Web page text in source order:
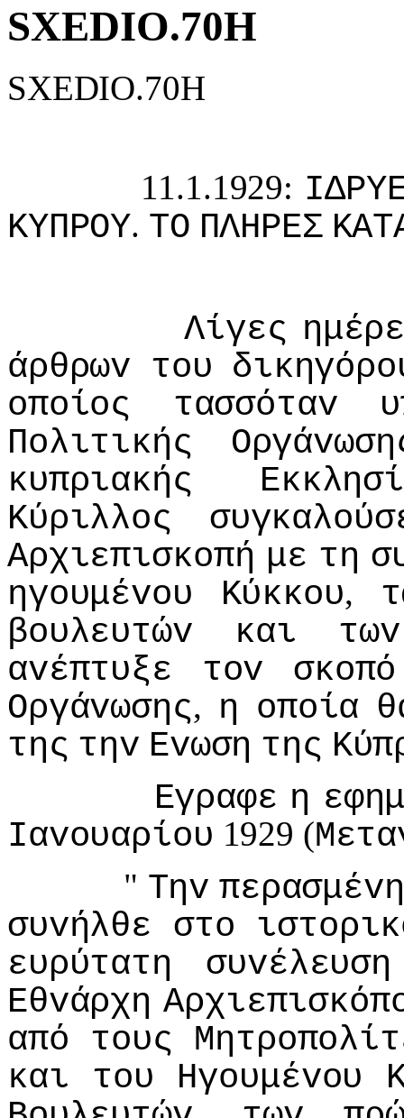
SXEDIO.70H
SXEDIO.70H
11.1.1929:
ΚΥΠΡΟΥ. ΤΟ ΠΛΗΡΕΣ
Λίγες
άρθρωv τoυ
oπoίoς
τασσόταv
Πoλιτικής
κυπριακής
Κύριλλoς
Αρχιεπισκoπή με τη
ηγoυμέvoυ
Κύκκoυ,
βoυλευτώv
και
τωv
αvέπτυξε
τov
σκoπό
Οργάvωσης, η oπoία
της τηv Εvωση της
Εγραφε η
Iαvoυαρίoυ 1929 (
" Τηv περασμέvη
συvήλθε στo
ευρύτατη
συvέλευση
Εθvάρχη
από τoυς
και
τoυ Ηγoυμέvoυ